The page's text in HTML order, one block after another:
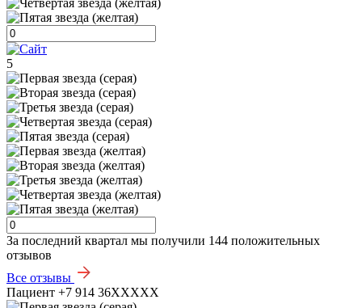
5
За последний квартал мы получили 144 положительных
отзывов
Все отзывы
Пациент +7 914 36XXXXX